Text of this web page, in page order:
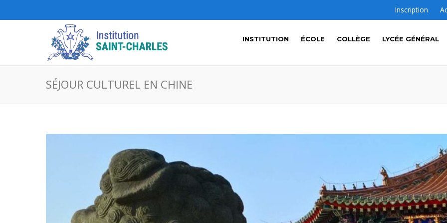
Inscription
INSTITUTION ÉCOLE COLLÈGE LYCÉE GÉNÉRAL
SÉJOUR CULTUREL EN CHINE